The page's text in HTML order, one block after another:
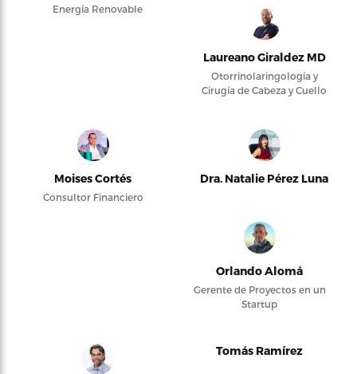
Energía Renovable
Laureano Giraldez MD
Otorrinolaringología y
Cirugía de Cabeza y Cuello
Moises Cortés
Consultor Financiero
Dra. Natalie Pérez Luna
Orlando Alomá
Gerente de Proyectos en un
Startup
Tomás Ramírez